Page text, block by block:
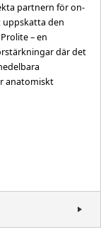
partnern för on-
uppskatta den
– en
där det
anatomiskt